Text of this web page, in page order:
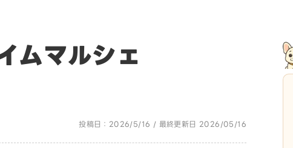
ムマルシェ
投稿日：2026/5/16 / 最終更新日 2026/05/16